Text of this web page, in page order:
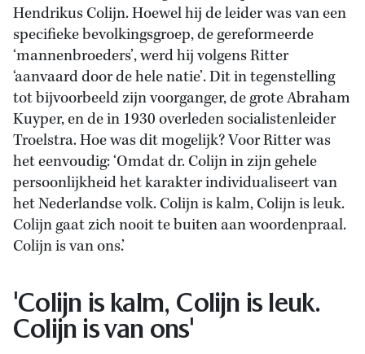
Hendrikus Colijn. Hoewel hij de leider was van een
specifieke bevolkingsgroep, de gereformeerde
‘mannenbroeders’, werd hij volgens Ritter
‘aanvaard door de hele natie’. Dit in tegenstelling
tot bijvoorbeeld zijn voorganger, de grote Abraham
Kuyper, en de in 1930 overleden socialistenleider
Troelstra. Hoe was dit mogelijk? Voor Ritter was
het eenvoudig: ‘Omdat dr. Colijn in zijn gehele
persoonlijkheid het karakter individualiseert van
het Nederlandse volk. Colijn is kalm, Colijn is leuk.
Colijn gaat zich nooit te buiten aan woordenpraal.
Colijn is van ons.’
'Colijn is kalm, Colijn is leuk.
Colijn is van ons'